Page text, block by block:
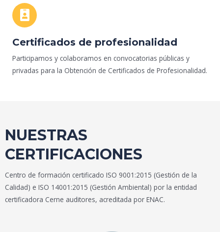
Certificados de profesionalidad
Participamos y colaboramos en convocatorias públicas y
privadas para la Obtención de Certificados de Profesionalidad.
NUESTRAS
CERTIFICACIONES
Centro de formación certificado ISO 9001:2015 (Gestión de la
Calidad) e ISO 14001:2015 (Gestión Ambiental) por la entidad
certificadora Cerne auditores, acreditada por ENAC.